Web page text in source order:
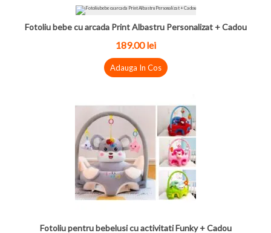
Fotoliu bebe cu arcada Print Albastru Personalizat + Cadou
189.00lei
Adauga In Cos
Fotoliu pentru bebelusi cu activitati Funky + Cadou